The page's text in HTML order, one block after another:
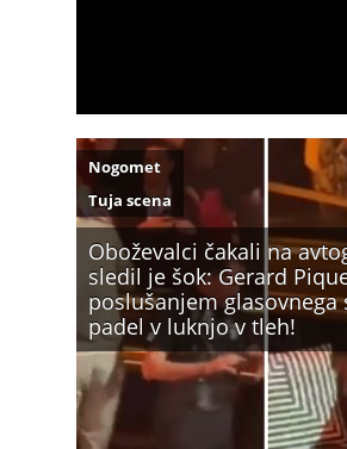
Oboževalci čakali na
sledil je šok: Gerard
poslušanjem glasovnega
padel v luknjo v tleh!
Nogomet
Tuja scena